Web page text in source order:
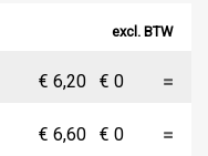
excl. BTW
€ 6,20 € 0
€ 6,60 € 0